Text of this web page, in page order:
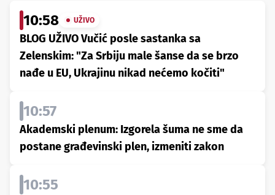
10:58 UŽIVO
BLOG UŽIVO Vučić posle sastanka sa
Zelenskim: "Za Srbiju male šanse da se brzo
nađe u EU, Ukrajinu nikad nećemo kočiti"
10:57
Akademski plenum: Izgorela šuma ne sme da
postane građevinski plen, izmeniti zakon
10:55